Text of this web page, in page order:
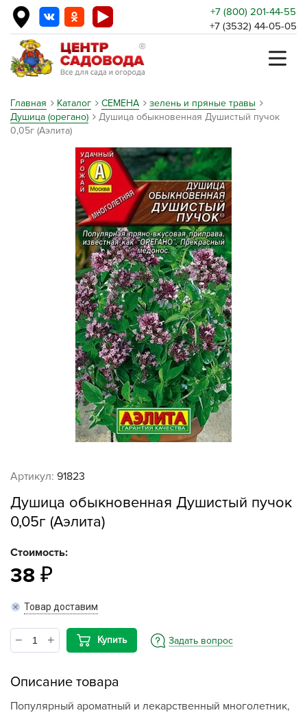
+7 (800) 201-44-55
+7 (3532) 44-05-05
Главная Каталог СЕМЕНА
зелень и пряные травы
Душица (орегано)
Душица обыкновенная Душистый пучок
0,05г (Аэлита)
Артикул: 91823
Душица обыкновенная Душистый пучок
0,05г (Аэлита)
Стоимость:
38
Товар доставим
Купить Задать вопрос
Описание товара
Популярный ароматный и лекарственный многолетник,